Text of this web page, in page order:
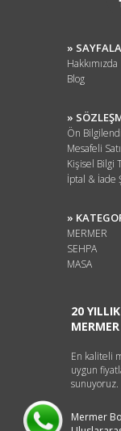
»
Hakkımızda
Blog
»
Ön
Mesafeli
Kişisel Bilgi
İptal & İade
»
MERMER
SEHPA
MASA
20
En kaliteli
uygun
sunuyoruz.
Mermer